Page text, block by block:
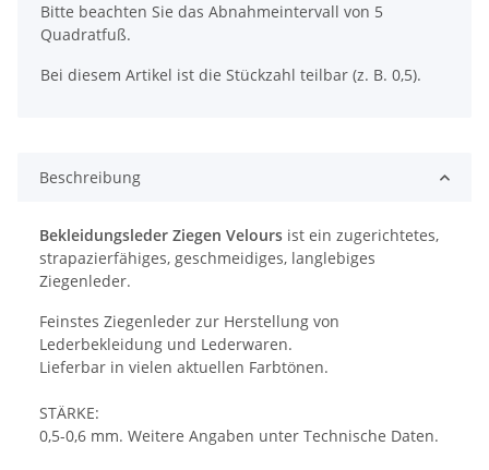
Bitte beachten Sie das Abnahmeintervall von 5
Quadratfuß.
Bei diesem Artikel ist die Stückzahl teilbar (z. B. 0,5).
Beschreibung
Bekleidungsleder Ziegen Velours ist ein zugerichtetes,
strapazierfähiges, geschmeidiges, langlebiges
Ziegenleder.
Feinstes Ziegenleder zur Herstellung von
Lederbekleidung und Lederwaren.
Lieferbar in vielen aktuellen Farbtönen.
STÄRKE:
0,5-0,6 mm. Weitere Angaben unter Technische Daten.